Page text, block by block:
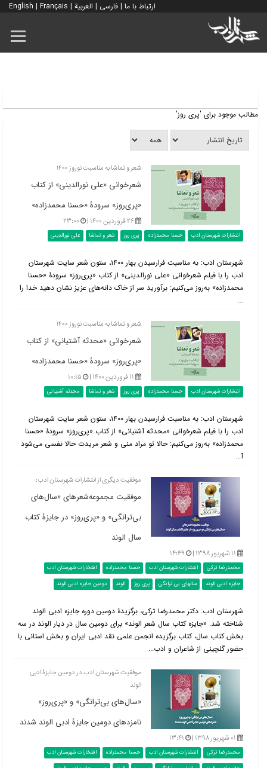
ارتباط با ما | فارسی | العربية |
English | Français
مطالب موجود برای 'پری روز'
شعر و تماشا به مناسبت نوروز ۱۴۰۰
شعرخوانی «علی نورالدینی» از کتاب
«پری‌روز» سرودۀ «حسنا محمدزاده»
۲۶ فروردین ۱۴۰۰ | ۲۳:۰۰
انتشارات شهرستان ادب حسنا محمدزاده پری روز شعر و تماشا علی نورالدینی
شهرستان ادب: به مناسبت فرارسیدن بهار ۱۴۰۰، ستون شعر سایت شهرستان
ادب را با فیلم شعرخوانی «علی نورالدینی» از کتاب «پری‌روز» سرودۀ «حسنا
محمدزاده» به‌روز می‌کنیم: برآورید سر از خاک دانه‌های عزیز نشان دهید خدا را
...
شعر و تماشا به مناسبت نوروز ۱۴۰۰
شعرخوانی «محدثه آشتیانی» از کتاب
«پری‌روز» سرودۀ «حسنا محمدزاده»
۱۱ فروردین ۱۴۰۰ | ۱۰:۱۵
انتشارات شهرستان ادب حسنا محمدزاده پری روز شعر و تماشا محدثه آشتیانی
شهرستان ادب: به مناسبت فرارسیدن بهار ۱۴۰۰، ستون شعر سایت شهرستان
ادب را با فیلم شعرخوانی «محدثه آشتیانی» از کتاب «پری‌روز» سرودۀ «حسنا
محمدزاده» به‌روز می‌کنیم: حالا تو مراد منی و شعر مریدت حالا نفسی می‌شود
آ...
موفقیت دیگری از انتشارات شهرستان ادب:
موفقیت مجموعه‌شعرهای «سال‌های
بی‌ترانگی» و «پری‌روز» در جایزۀ کتاب
سال الوند
۱۱ شهریور ۱۳۹۸ | ۱۴:۴۹
محمدرضا ترکی انتشارات شهرستان ادب حسنا محمدزاده
افتخارات شهرستان ادب
جایزه ادبی الوند
سالهای بی ترانگی پری روز الوند دومین جایزه ادبی الوند
شهرستان ادب: دکتر محمدرضا ترکی، برگزیدۀ دومین دوره جایزه ادبی الوند
شناخته شد. «جایزه کتاب سال شعر الوند» برای دومین سال در دیار الوند در سه
بخش کتاب سال، کتاب برگزیده انجمن علمی نقد ادبی ایران و بخش استانی با
حضور گلچینی از شاعران و ادب...
موفقیت شهرستان ادب در دومین جایزۀ ادبی
الوند
«سال‌های بی‌ترانگی» و «پری‌روز»
نامزدهای دومین جایزۀ ادبی الوند شدند
۰۱ شهریور ۱۳۹۸ | ۱۳:۴۱
محمدرضا ترکی انتشارات شهرستان ادب حسنا محمدزاده
افتخارات شهرستان ادب